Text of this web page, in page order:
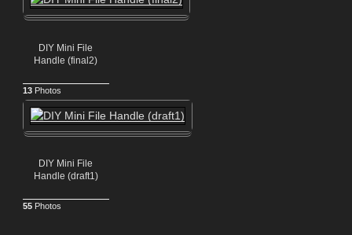
DIY Mini File
Handle (final2)
13Photos
DIY Mini File
Handle (draft1)
55Photos